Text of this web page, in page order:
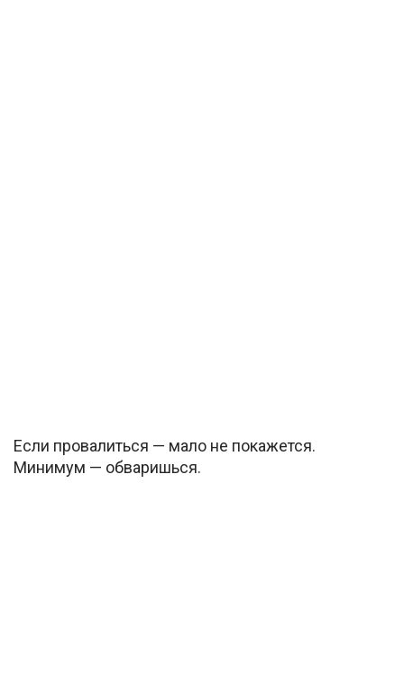
Если провалиться — мало не покажется.
Минимум — обваришься.